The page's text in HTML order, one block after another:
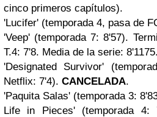
cinco primeros capítulos).
'Lucifer' (temporada 4, pasa de
'Veep' (temporada 7: 8'57).
T.4: 7'8. Media de la serie: 8'1175.
'Designated Survivor'
Netflix: 7'4). CANCELADA.
'Paquita Salas' (temporada 3:
Life in Pieces' (temporada 4: